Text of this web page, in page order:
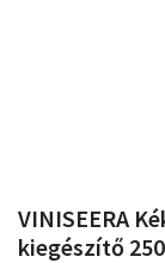
VINISEERA
kiegészítő